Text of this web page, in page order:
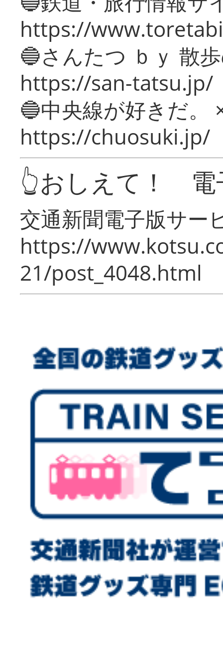
https://
🔵さんたつ ｂｙ 散
https://san-tatsu.jp/
🔵中央線が好きだ。
https://chuosuki.jp/
👆おしえて！ 電
交通新聞電子版サー
https://
21/post_4048.html